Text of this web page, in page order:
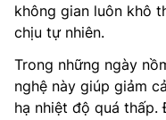
không gian luôn khô
chịu tự nhiên.
Trong những ngày
nghệ này giúp giảm
hạ nhiệt độ quá